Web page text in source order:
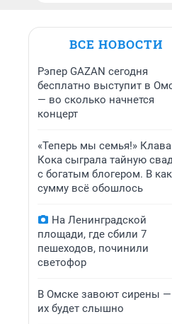
ВСЕ НОВОСТИ
Рэпер GAZAN сегодня
бесплатно выступит в
— во сколько начнется
концерт
«Теперь мы семья!» Клава
Кока сыграла тайную
с богатым блогером. В
сумму всё обошлось
На Ленинградской
площади, где сбили 7
пешеходов, починили
светофор
В Омске завоют сирены —
их будет слышно